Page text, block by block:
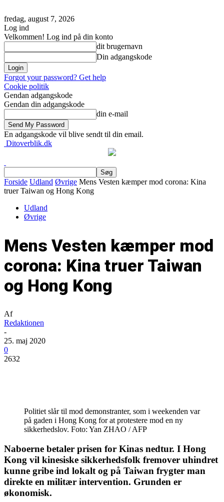
fredag, august 7, 2026
Log ind
Velkommen! Log ind på din konto
dit brugernavn
Din adgangskode
Forgot your password? Get help
Cookie politik
Gendan adgangskode
Gendan din adgangskode
din e-mail
En adgangskode vil blive sendt til din email.
Ditoverblik.dk
Forside Udland Øvrige Mens Vesten kæmper mod corona: Kina
truer Taiwan og Hong Kong
Udland
Øvrige
Mens Vesten kæmper mod
corona: Kina truer Taiwan
og Hong Kong
Af
Redaktionen
-
25. maj 2020
0
2632
Politiet slår til mod demonstranter, som i weekenden var
på gaden i Hong Kong for at protestere mod en ny
sikkerhedslov. Foto: Yan ZHAO / AFP
Naboerne betaler prisen for Kinas nedtur. I Hong
Kong vil kinesiske sikkerhedsfolk fremover uhindret
kunne gribe ind lokalt og på Taiwan frygter man
direkte en militær intervention. Grunden er
økonomisk.